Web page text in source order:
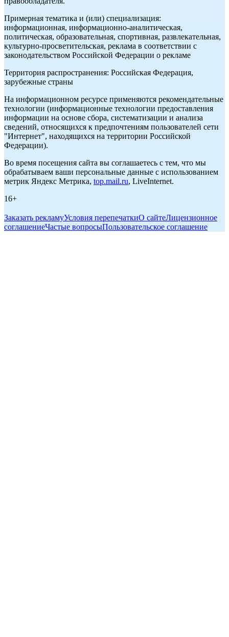
Примерная тематика и (или) специализация:
информационная, информационно-аналитическая,
политическая, образовательная, спортивная, развлекательная,
культурно-просветительская, реклама в соответствии с
законодательством Российской Федерации о рекламе
Территория распространения: Российская Федерация,
зарубежные страны
На информационном ресурсе применяются рекомендательные
технологии (информационные технологии предоставления
информации на основе сбора, систематизации и анализа
сведений, относящихся к предпочтениям пользователей сети
"Интернет", находящихся на территории Российской
Федерации).
Во время посещения сайта вы соглашаетесь с тем, что мы
обрабатываем ваши персональные данные с использованием
метрик Яндекс Метрика, top.mail.ru, LiveInternet.
16+
Заказать рекламуУсловия перепечаткиО сайтеЛицензионное
соглашениеЧастые вопросыПользовательское соглашение